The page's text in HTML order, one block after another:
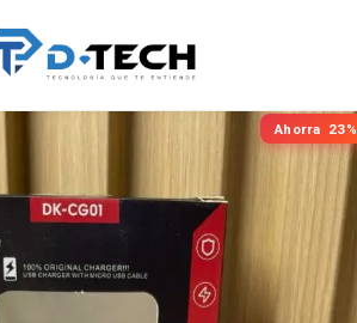
Ahorra 23%